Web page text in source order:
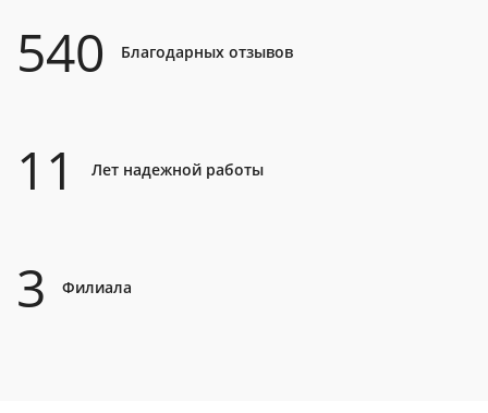
540 Благодарных отзывов
11 Лет надежной работы
3 Филиала